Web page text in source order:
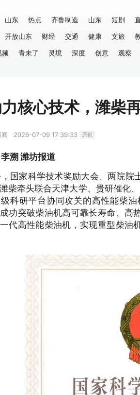
山东 热点 齐鲁制造 山东 短剧
开放山东 财经 交通 健康 文旅
频
青未了 灵境 深度 创意 观察
核心技术，潍柴
闻 2026-07-09 17:39:33 原创
溯 潍坊报道
国家科学技术奖励大会、两院院
柴牵头联合天津大学、贵研催化
科研平台协同攻关的高性能柴
功突破柴油机高可靠长寿命、高
代高性能柴油机，实现重型柴油